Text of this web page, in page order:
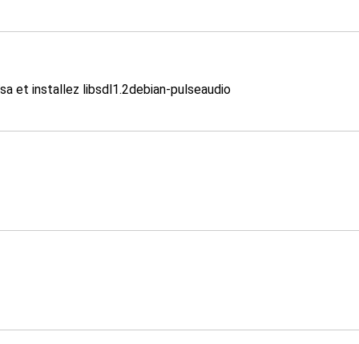
et installez libsdl1.2debian-pulseaudio